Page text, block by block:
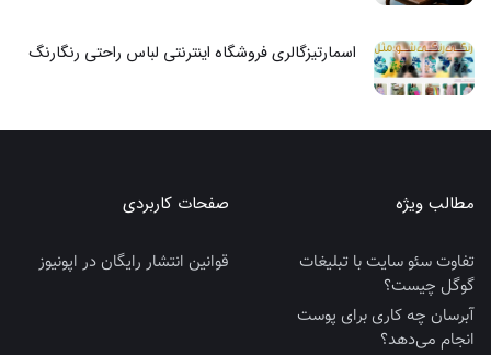
اسمارتیزگالری فروشگاه اینترنتی لباس راحتی رنگارنگ
مطالب ویژه
تفاوت سئو سایت با تبلیغات
گوگل چیست؟
آبرسان چه کاری برای پوست
انجام می‌دهد؟
صفحات کاربردی
قوانین انتشار رایگان در اپونیوز